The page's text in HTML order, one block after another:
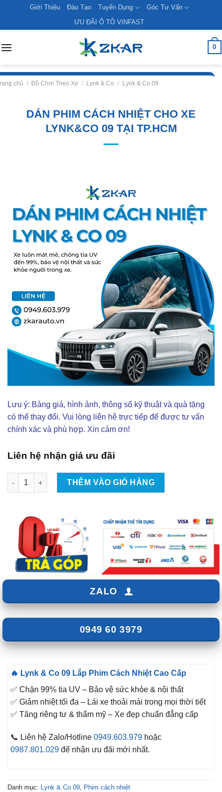
content
Giới Thiệu Đào Tạo Tuyển Dụng
Góc Tư Vấn
ƯU ĐÃI Ô TÔ VINFAST
0
chủ / Đồ Chơi Theo Xe / Lynk & Co / Lynk & Co 09
DÁN PHIM CÁCH NHIỆT CHO XE
LYNK&CO 09 TẠI TP.HCM
Lưu ý: Bảng giá, hình ảnh, thông số kỹ thuật và quà tặng
có thể thay đổi. Vui lòng liên hê trực tiếp để được tư vấn
chính xác và phù hợp. Xin cảm ơn!
Liên hệ nhận giá ưu đãi
Dán Phim Cách Nhiệt Cho Xe Lynk&Co 09 Tại TP.HCM số lượng
THÊM VÀO GIỎ HÀNG
ZALO
0949 60 3979
🔥 Lynk & Co 09 Lắp Phim Cách Nhiệt Cao Cấp
✅ Chặn 99% tia UV – Bảo vệ sức khỏe & nội thất
✅ Giảm nhiệt tối đa – Lái xe thoải mái trong mọi thời tiết
✅ Tăng riêng tư & thẩm mỹ – Xe đẹp chuẩn đẳng cấp
📞 Liên hệ Zalo/Hotline 0949.603.979 hoặc
0987.801.029 để nhận ưu đãi mới nhất.
Danh mục: Lynk & Co 09 Phim cách nhiệt